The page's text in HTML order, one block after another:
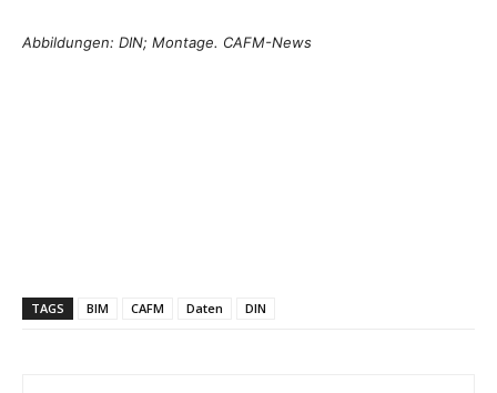
Abbildungen: DIN; Montage. CAFM-News
TAGS BIM CAFM Daten DIN